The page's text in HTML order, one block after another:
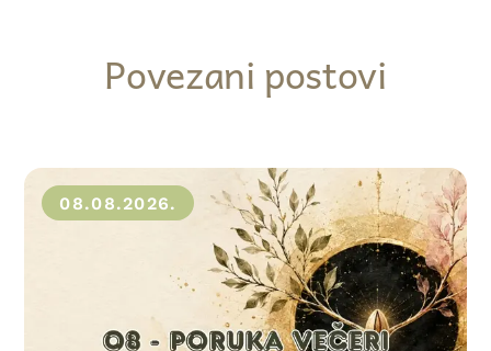
Povezani postovi
08.08.2026.